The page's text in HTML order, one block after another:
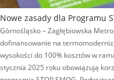
Nowe zasady dla Programu
Górnośląsko – Zagłębiowska
dofinansowanie na
wysokości do 100% kosztów w
stycznia 2025 roku obowiązują